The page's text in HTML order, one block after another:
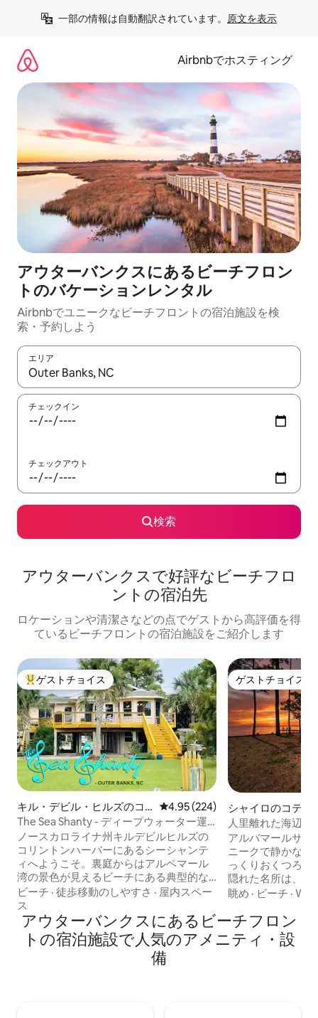
一部の情報は自動翻訳されています。 原文を表示
Airbnbでホスティング
アウターバンクスにあるビーチフロン
トのバケーションレンタル
Airbnbでユニークなビーチフロントの宿泊施設を検
索・予約しよう
エリア
検索結果が表示されたら、上下の矢印キーを使って移動するか
チェックイン
チェックアウト
検索
アウターバンクスで好評なビーチフロ
ントの宿泊先
ロケーションや清潔さなどの点でゲストから高評価を得
ているビーチフロントの宿泊施設をご紹介します
大好評のゲストチョイスです。
ゲストチョイス
キル・デビル・ヒルズのコ
テージ
レビュー224件、5つ星中4.95つ
4.95 (224)
The Sea Shanty - ディープウォーター運
河、犬同伴OK、フェンス付き！
ノースカロライナ州キルデビルヒルズの
コリントンハーバーにあるシーシャンテ
ィへようこそ。裏庭からはアルベマール
湾の景色が見えるビーチにある典型的な
カントリー。泳いだり、魚釣りをした
り、遊んだり、リラックスしたり、夕日
を眺めたり。プロによる清掃・除菌済
み。オープンコンセプト、3ベッドルー
ム、フルバスルーム2室（キングルーム1
室、クイーンルーム1室、フルオーバーフ
ビーチ · 徒歩移動のしやすさ · 屋内スペー
ス
ゲストチョイス
ゲストチョイス
シャイロのコテー
人里離れた海辺に
チハウス
アルバマールサウ
ニークで静かなビ
っくりおくつろ
隠れた名所は、田
ニークな組み合わ
野生動物が本当に
カ、カワウソ、
きます。 3つの居
眺め · ビーチ ·Wi-
アウターバンクスにあるビーチフロン
トの宿泊施設で人気のアメニティ・設
備